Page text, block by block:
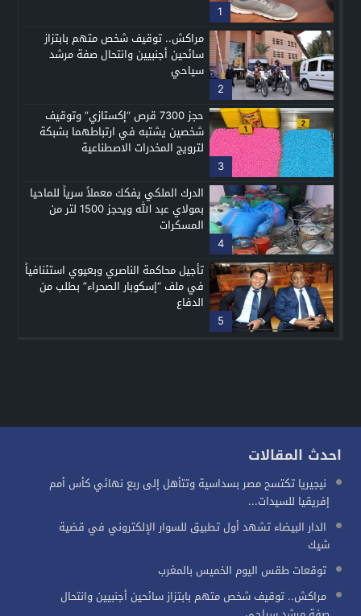
1
2
مراكش.. توقيف شخص متهم بابتزاز
سائحين أجنبيين وانتحال صفة مرشد
سياحي
3
حجز 7300 قرص “إكستازي” وتوقيف
شخصين يشتبه في ارتباطهما بشبكة
لترويج المخدرات الاصطناعية
4
الدرك الملكي يفكك معملاً سرياً للماحيا
بمولاي عبد الله ويحجز 1500 لتر من
المسكرات
5
تأجيل محاكمة الناصري وبعيوي استئنافياً
في ملف “إسكوبار الصحراء” بطلب من
الدفاع
احدث المقالات
نيجيريا تكتسح مصر بسداسية وتتأهل إلى ربع نهائي كأس أمم
إفريقيا للسيدات...
الدار البيضاء تشهد أول تطبيق للسوار الإلكتروني في قضية
شيك
توقعات طقس اليوم الخميس بالمغرب
مراكش.. توقيف شخص متهم بابتزاز سائحين أجنبيين وانتحال